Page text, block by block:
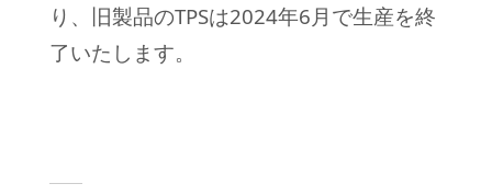
り、旧製品のTPSは2024年6月で生産を終
了いたします。